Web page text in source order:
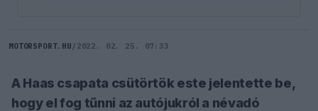
MOTORSPORT.HU / 2022. 02. 25. 07:33
A Haas csapata csütörtök este jelentette be,
hogy el fog tűnni az autójukról a névadó